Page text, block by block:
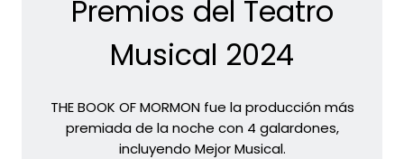
Premios del Teatro
Musical 2024
THE BOOK OF MORMON fue la producción más
premiada de la noche con 4 galardones,
incluyendo Mejor Musical.